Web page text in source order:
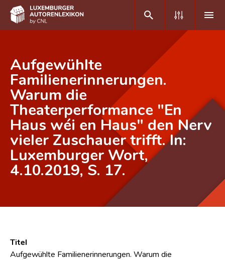
DE FR
Home
Autor(inn)en A-Z
Erweiterte Suche
Häufige Fragen und Antworten
CNL
Aufgewühlte
Familienerinnerungen.
Warum die
Theaterperformance "En
Haus wéi en Haus" den Nerv
vieler Zuschauer trifft. In:
Luxemburger Wort,
4.10.2019, S. 17.
Titel
Aufgewühlte Familienerinnerungen. Warum die